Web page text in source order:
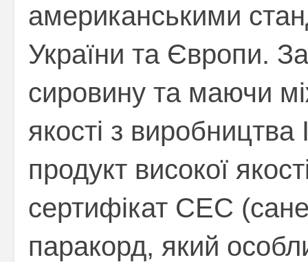
американськими
України та Європи.
сировину та маючи
якості з
продукт високої
сертифікат СЕС
паракорд, який